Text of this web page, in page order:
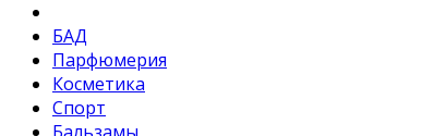
БАД
Парфюмерия
Косметика
Спорт